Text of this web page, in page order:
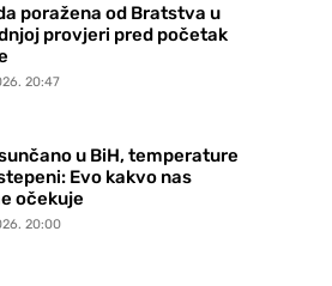
poražena od Bratstva u
provjeri pred početak
20:47
u BiH, temperature
Evo kakvo nas
očekuje
20:00